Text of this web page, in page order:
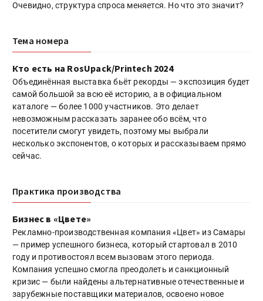
Очевидно, структура спроса меняется. Но что это значит?
Тема номера
Кто есть на RosUpack/Printech 2024
Объединённая выставка бьёт рекорды — экспозиция будет
самой большой за всю её историю, а в официальном
каталоге — более 1000 участников. Это делает
невозможным рассказать заранее обо всём, что
посетители смогут увидеть, поэтому мы выбрали
несколько экспонентов, о которых и рассказываем прямо
сейчас.
Практика производства
Бизнес в «Цвете»
Рекламно-производственная компания «Цвет» из Самары
— пример успешного бизнеса, который стартовал в 2010
году и противостоял всем вызовам этого периода.
Компания успешно смогла преодолеть и санкционный
кризис — были найдены альтернативные отечественные и
зарубежные поставщики материалов, освоено новое